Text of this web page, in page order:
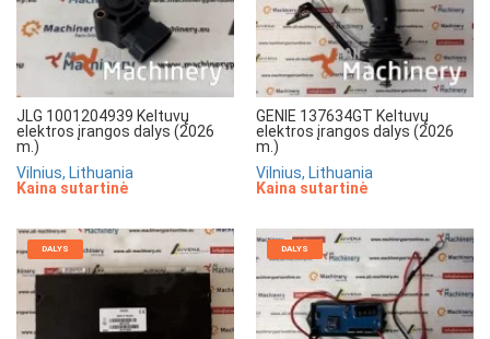
JLG 1001204939 Keltuvų
elektros įrangos dalys (2026
m.)
Vilnius, Lithuania
Kaina sutartinė
GENIE 137634GT Keltuvų
elektros įrangos dalys (2026
m.)
Vilnius, Lithuania
Kaina sutartinė
DALYS DALYS